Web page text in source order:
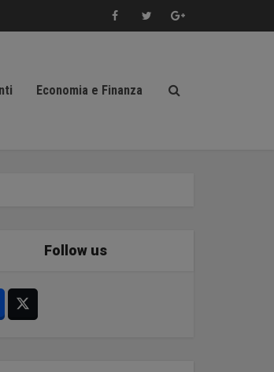
Economia e Finanza
Follow us